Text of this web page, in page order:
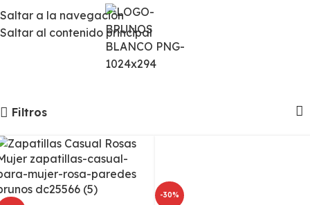
Saltar a la navegación
Saltar al contenido principal
Las colecciones Chico y Chica pasarán a Hombre y Mujer
para que te resulte más fácil encontrar todas las
novedades
Calzado de Mujer
Completa tu look de la manera más cómoda
Filtros
-30%